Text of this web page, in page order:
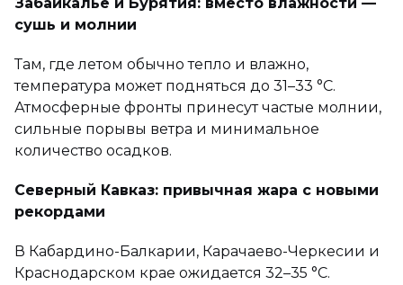
сушь и молнии
Там, где летом обычно тепло и влажно,
температура может подняться до 31–33 °C.
Атмосферные фронты принесут частые молнии,
сильные порывы ветра и минимальное
количество осадков.
Северный Кавказ: привычная жара с новыми
рекордами
В Кабардино-Балкарии, Карачаево-Черкесии и
Краснодарском крае ожидается 32–35 °C.